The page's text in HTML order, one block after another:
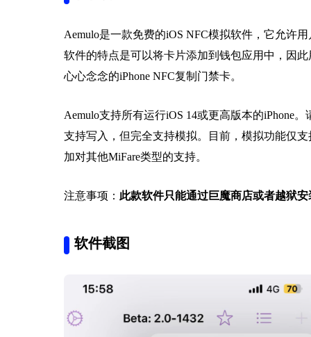
Aemulo是一款免费的iOS NFC模拟软件，它允许
软件的特点是可以将卡片添加到钱包应用中，因
心心念念的iPhone NFC复制门禁卡。
Aemulo支持所有运行iOS 14或更高版本的iPhone
支持写入，但完全支持模拟。目前，模拟功能仅
加对其他MiFare类型的支持。
注意事项： 此款软件只能通过巨魔商店或者越狱安
软件截图